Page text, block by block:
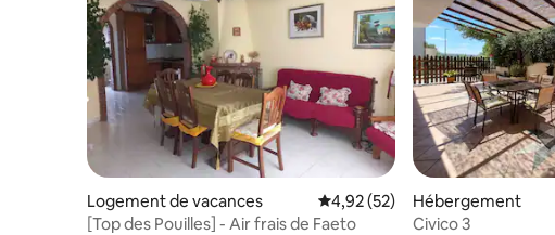
Logement de vacances Évaluation moyenne sur la
4,92 (52)
[Top des Pouilles] - Air frais de Faeto
Hébergement
Civico 3